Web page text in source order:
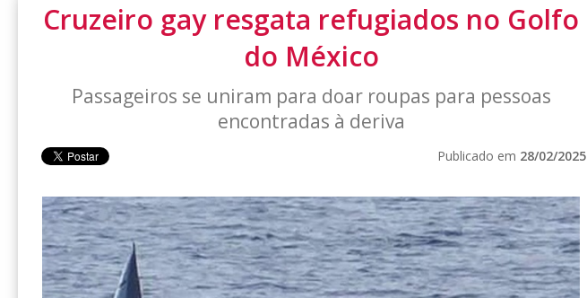
Cruzeiro gay resgata refugiados no Golfo
do México
Passageiros se uniram para doar roupas para pessoas
encontradas à deriva
Publicado em 28/02/2025